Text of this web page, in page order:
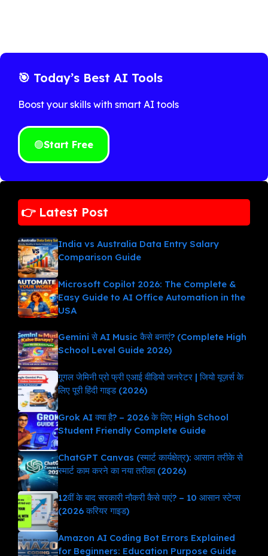
🎯 Today’s Best AI Tools
Boost your skills with smart AI tools
🟢Start Free
👉 Latest Post
India vs Australia Data Entry Salary
Comparison Guide
Microsoft Copilot 2026: The Complete &
Easy Guide to AI Office Automation in the
USA
Gemini से AI Music कैसे बनाएं? (Complete High
School Level Guide 2026)
गूगल जेमिनी प्रो फ्री एआई वीडियो जनरेटर | जियो यूज़र्स के
लिए पूरी हिंदी गाइड (2026)
Grok AI क्या है? – 2026 के लिए High School
Student Friendly Complete Guide
ChatGPT Canvas (स्मार्ट कार्यक्षेत्र): आसान तरीके से
स्मार्ट काम करने का नया तरीका (2026)
12वीं के बाद सरकारी नौकरी कैसे पाएं? – 10 आसान स्टेप्स
(2026 करियर गाइड)
Amazon AI Coding Bot Errors Explained
for Beginners: Education Purpose Guide